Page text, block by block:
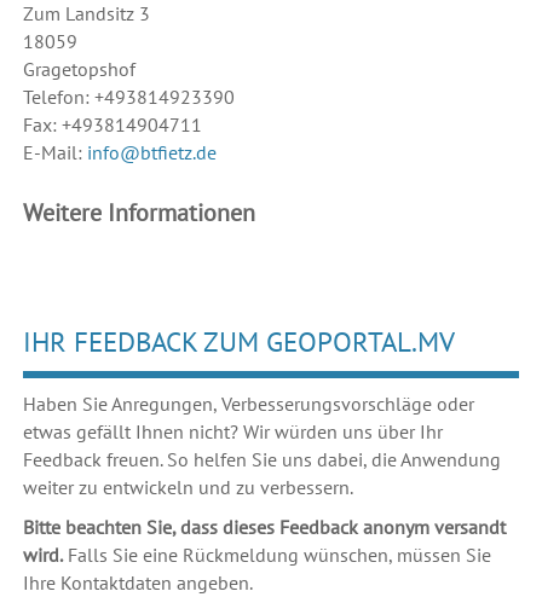
Zum Landsitz 3
18059
Gragetopshof
Telefon: +493814923390
Fax: +493814904711
E-Mail: info@btfietz.de
Weitere Informationen
IHR FEEDBACK ZUM GEOPORTAL.MV
Haben Sie Anregungen, Verbesserungsvorschläge oder
etwas gefällt Ihnen nicht? Wir würden uns über Ihr
Feedback freuen. So helfen Sie uns dabei, die Anwendung
weiter zu entwickeln und zu verbessern.
Bitte beachten Sie, dass dieses Feedback anonym versandt
wird.Falls Sie eine Rückmeldung wünschen, müssen Sie
Ihre Kontaktdaten angeben.